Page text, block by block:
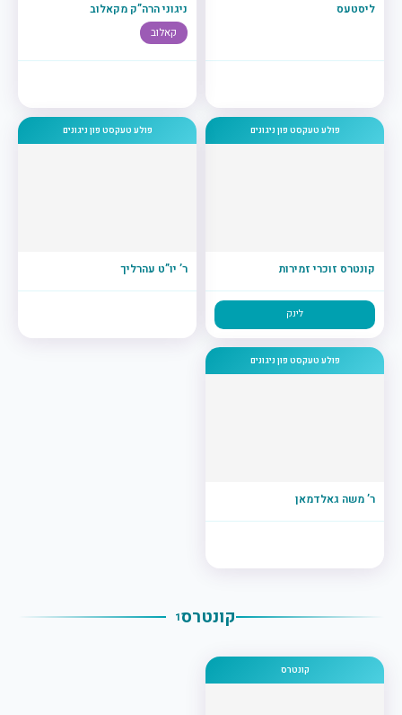
ליסטעס ניגוני הרה”ק מקאלוב
קאלוב
פולע טעקסט פון ניגונים
קונטרס זוכרי זמירות
לינק
פולע טעקסט פון ניגונים
ר’ יו”ט עהרליך
פולע טעקסט פון ניגונים
ר’ משה גאלדמאן
קונטרס1
קונטרס